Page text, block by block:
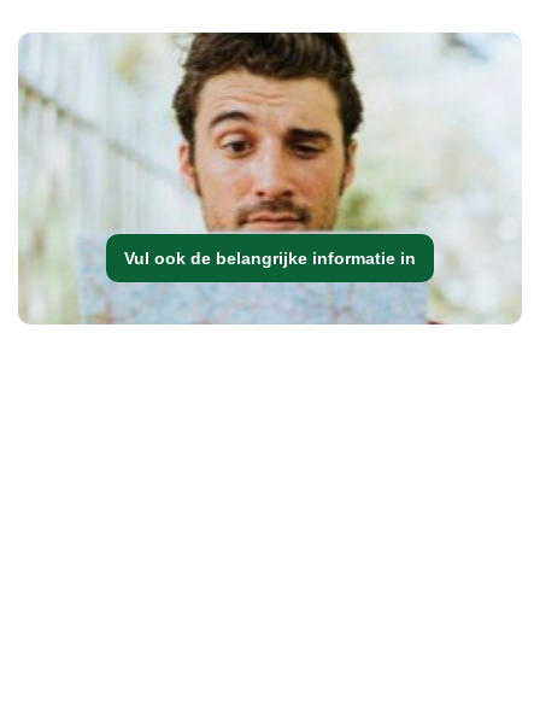
Vul ook de belangrijke informatie in